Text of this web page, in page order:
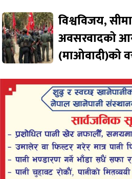
विश्वविजय,
अवसरवादको
(माओवादी)को